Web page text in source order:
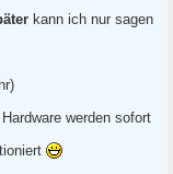
kann ich nur sagen
werden sofort